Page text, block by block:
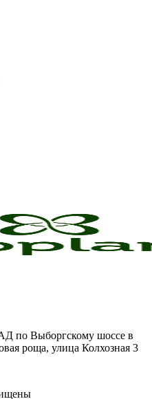
по Выборгскому шоссе в
роща, улица Колхозная 3